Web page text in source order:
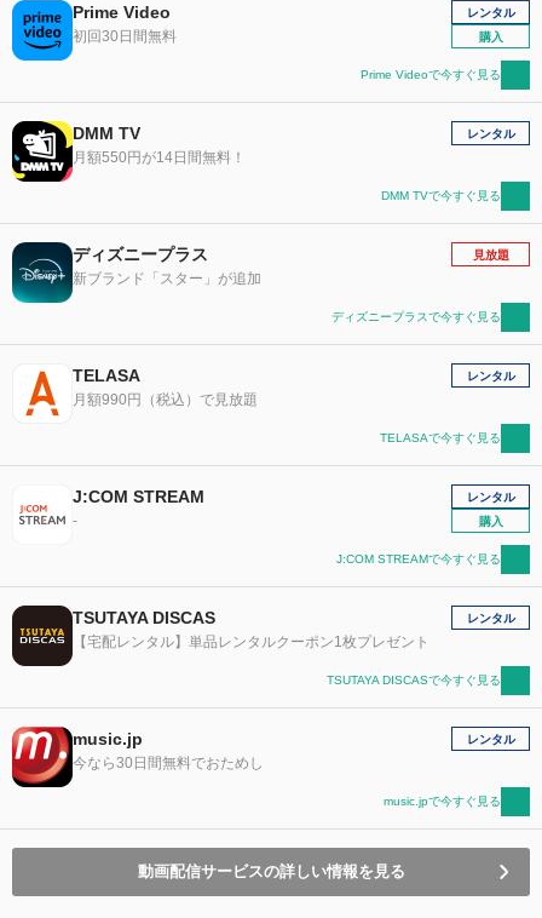
Prime Video
初回30日間無料
レンタル
購入
Prime Videoで今すぐ見る
DMM TV
月額550円が14日間無料！
レンタル
DMM TVで今すぐ見る
ディズニープラス
新ブランド「スター」が追加
見放題
ディズニープラスで今すぐ見る
TELASA
月額990円（税込）で見放題
レンタル
TELASAで今すぐ見る
J:COM STREAM
-
レンタル
購入
J:COM STREAMで今すぐ見る
TSUTAYA DISCAS
【宅配レンタル】単品レンタルクーポン1枚プレゼント
レンタル
TSUTAYA DISCASで今すぐ見る
music.jp
今なら30日間無料でおためし
レンタル
music.jpで今すぐ見る
動画配信サービスの詳しい情報を見る